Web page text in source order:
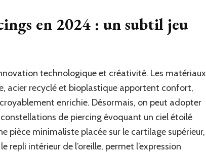
en 2024 : un subtil jeu
technologique et créativité. Les matériaux
acier recyclé et bioplastique apportent confort,
enrichie. Désormais, on peut adopter
de piercing évoquant un ciel étoilé
pièce minimaliste placée sur le cartilage supérieur,
intérieur de l’oreille, permet l’expression